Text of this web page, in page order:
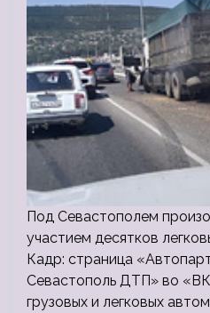
Под Севастополем
участием десятков
Кадр: страница
Севастополь ДТП» во
грузовых и легковых